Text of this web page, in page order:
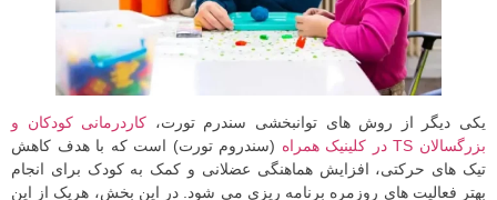
یکی دیگر از روش های توانبخشی سندرم تورت، کاردرمانی کودکان و
بزرگسالان TS در کلینیک همراه
(سندروم تورت) است که با هدف کاهش
تیک های حرکتی، افزایش هماهنگی عضلانی و کمک به کودک برای انجام
بهتر فعالیت های روزمره برنامه ریزی می شود. در این بخش، هریک از این